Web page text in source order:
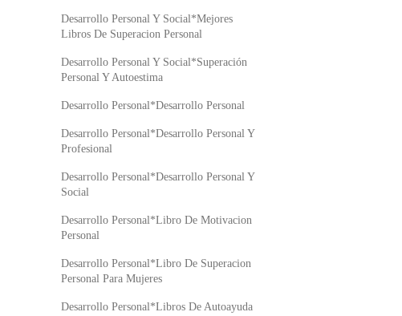
Desarrollo Personal Y Social*Mejores
Libros De Superacion Personal
Desarrollo Personal Y Social*Superación
Personal Y Autoestima
Desarrollo Personal*Desarrollo Personal
Desarrollo Personal*Desarrollo Personal Y
Profesional
Desarrollo Personal*Desarrollo Personal Y
Social
Desarrollo Personal*Libro De Motivacion
Personal
Desarrollo Personal*Libro De Superacion
Personal Para Mujeres
Desarrollo Personal*Libros De Autoayuda